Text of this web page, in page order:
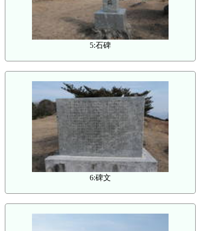
5:石碑
6:碑文